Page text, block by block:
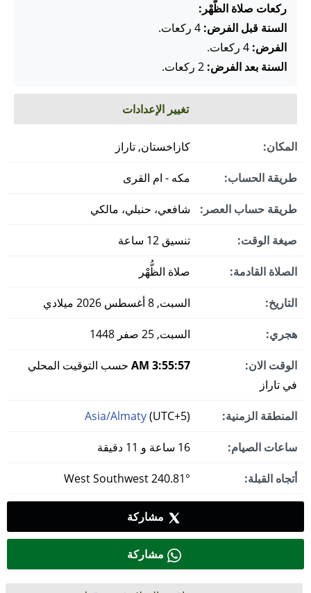
ركعات صلاة الظُّهْر:
السنة قبل الفرض:
الفرض:
السنة بعد الفرض:
تغيير الإعدادات
المكان: كازاخستان, تاراز
طريقة الحساب: مكه - ام القرى
طريقة حساب العصر: شافعي، حنبلي، مالكي
صيغة الوقت: تنسيق 12 ساعة
الصلاة القادمة: صلاة الظُّهْر
التاريخ: السبت, 8 أغسطس 2026 ميلادي
هجري: السبت, 25 صفر 1448
الوقت الان: 3:55:57 AM
حسب التوقيت المحلي
في تاراز
المنطقة الزمنية: Asia/Almaty(UTC+5)
ساعات الصيام:
أتجاه القبلة:
مشاركة
مشاركة